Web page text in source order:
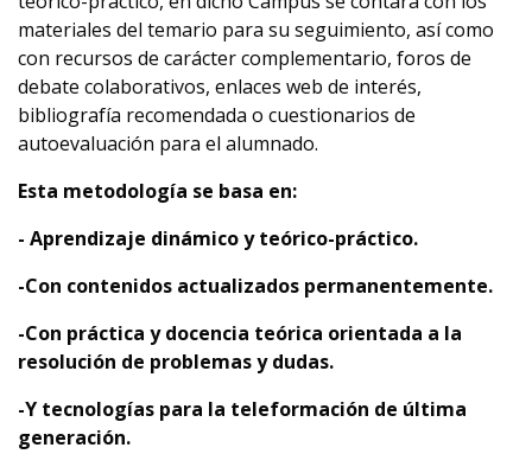
materiales del temario para su seguimiento, así como
con recursos de carácter complementario, foros de
debate colaborativos, enlaces web de interés,
bibliografía recomendada o cuestionarios de
autoevaluación para el alumnado.
Esta metodología se basa en:
- Aprendizaje dinámico y teórico-práctico.
-Con contenidos actualizados permanentemente.
-Con práctica y docencia teórica orientada a la
resolución de problemas y dudas.
-Y tecnologías para la teleformación de última
generación.